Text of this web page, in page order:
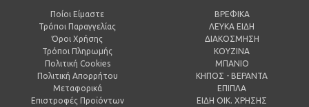
Ποίοι Είμαστε
Τρόποι Παραγγελίας
Όροι Χρήσης
Τρόποι Πληρωμής
Πολιτική Cookies
Πολιτική Απορρήτου
Μεταφορικά
Επιστροφές Προϊόντων
ΒΡΕΦΙΚΑ
ΛΕΥΚΑ ΕΙΔΗ
ΔΙΑΚΟΣΜΗΣΗ
ΚΟΥΖΙΝΑ
ΜΠΑΝΙΟ
ΚΗΠΟΣ - ΒΕΡΑΝΤΑ
ΕΠΙΠΛΑ
ΕΙΔΗ ΟΙΚ. ΧΡΗΣΗΣ